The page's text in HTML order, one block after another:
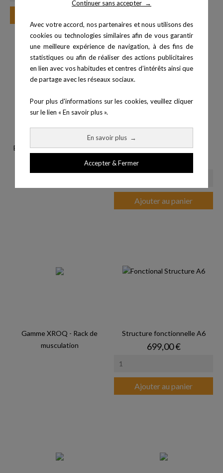
Continuer sans accepter →
Avec votre accord, nos partenaires et nous utilisons des
cookies ou technologies similaires afin de vous garantir
une meilleure expérience de navigation, à des fins de
statistiques ou afin de réaliser des actions publicitaires
en lien avec vos habitudes et centres d’intérêts ainsi que
de partage avec les réseaux sociaux.
Pour plus d'informations sur les cookies, veuillez cliquer
sur le lien « En savoir plus ».
En savoir plus →
Accepter & Fermer
Banc abdominaux inclinable -... Plateau d'haltérophilie - 2 x...
Ajouter au panier
Gamme XROQ - Rack de
musculation
Structure fonctionnelle A6
Prix
699,00 €
Ajouter au panier